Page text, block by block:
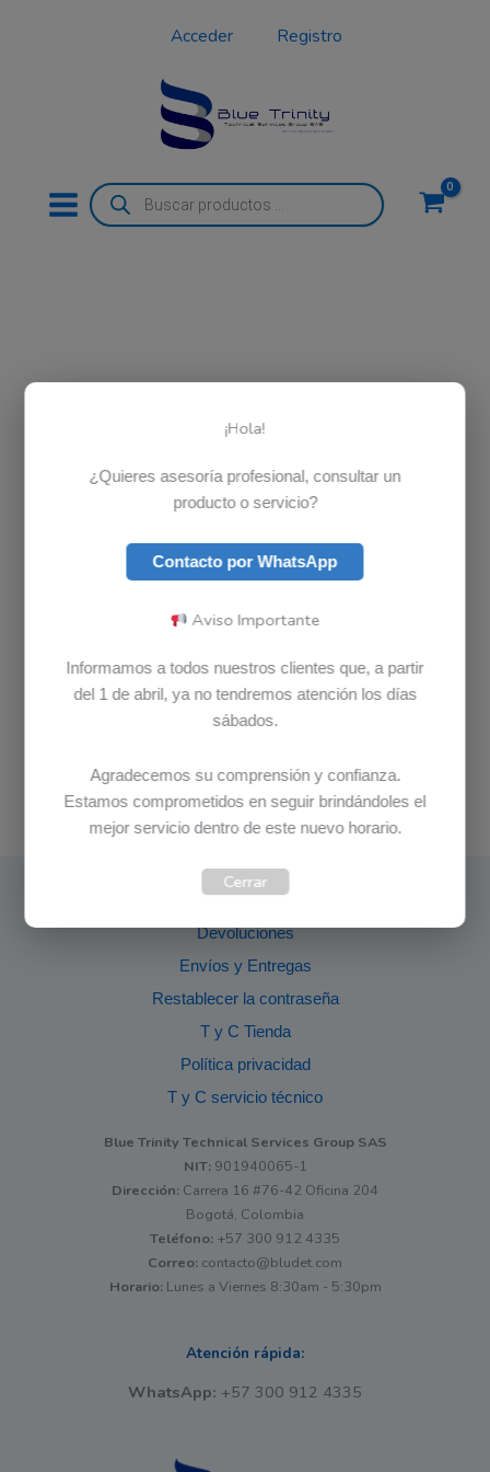
Acceder Registro
Búsqueda
de
productos
Garantías
Devoluciones
Envíos y Entregas
Restablecer la contraseña
T y C Tienda
Política privacidad
T y C servicio técnico
Blue Trinity Technical Services Group SAS
NIT:901940065-1
Dirección: Carrera 16 #76-42 Oficina 204
Bogotá, Colombia
Teléfono: +57 300 912 4335
Correo: contacto@bludet.com
Horario:Lunes a Viernes 8:30am - 5:30pm
Atención rápida:
WhatsApp: +57 300 912 4335
¡Hola!
¿Quieres asesoría profesional, consultar un
producto o servicio?
Contacto por WhatsApp
Aviso Importante
Informamos a todos nuestros clientes que, a partir
del 1 de abril, ya no tendremos atención los días
sábados.
Agradecemos su comprensión y confianza.
Estamos comprometidos en seguir brindándoles el
mejor servicio dentro de este nuevo horario.
Cerrar